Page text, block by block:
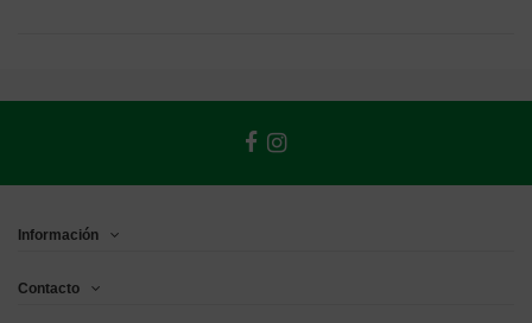
Información
Contacto